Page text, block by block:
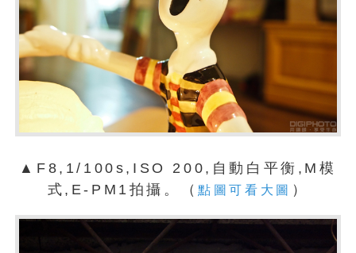
▲F8,1/100s,ISO 200,自動白平衡,M模
式,E-PM1拍攝。（點圖可看大圖 ）